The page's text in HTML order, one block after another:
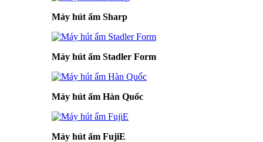
Máy hút ẩm Sharp
Máy hút ẩm Stadler Form
Máy hút ẩm Hàn Quốc
Máy hút ẩm FujiE